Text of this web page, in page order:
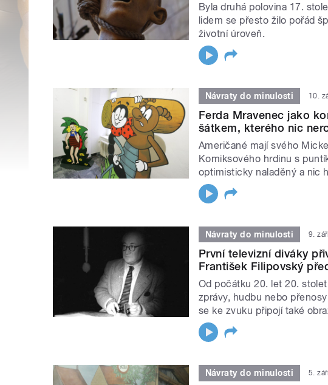
Byla druhá polovina 17.
lidem se přesto žilo pořád
životní úroveň.
Návraty do minulosti 10.
Ferda Mravenec jako
šátkem, kterého nic
Američané mají svého
Komiksového hrdinu s
optimisticky naladěný a nic
Návraty do minulosti 9.
První televizní diváky
František Filipovský
Od počátku 20. let 20.
zprávy, hudbu nebo
se ke zvuku připojí také
Návraty do minulosti 5.